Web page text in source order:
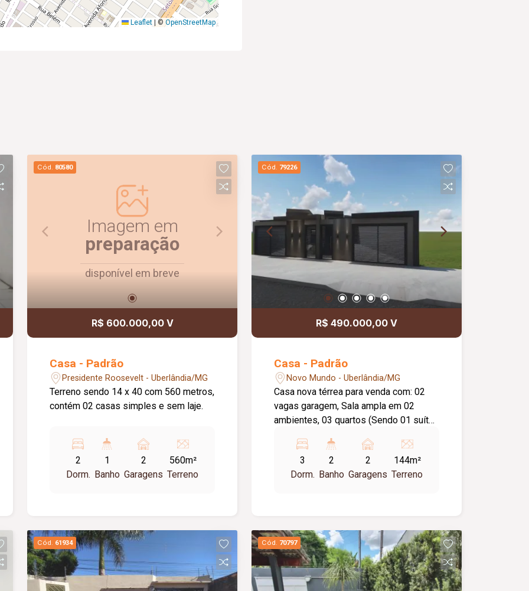
Leaflet © OpenStreetMap
Cód. 80580
Imagem em
preparação
disponível em breve
R$ 600.000,00 V
Casa - Padrão
Presidente Roosevelt - Uberlândia/MG
Terreno sendo 14 x 40 com 560 metros,
contém 02 casas simples e sem laje.
2
Dorm.
1
Banho
2
Garagens
560m²
Terreno
Cód. 79226
R$ 490.000,00 V
Casa - Padrão
Novo Mundo - Uberlândia/MG
Casa nova térrea para venda com: 02
vagas garagem, Sala ampla em 02
ambientes, 03 quartos (Sendo 01 suíte),
americana, Lavandeira, Área gourmet
com churrasqueira, pia e bancada, Piso
porcelanato, Bancadas granito. Alta
Entrega Obra Prevista Para
30/10/2025. Agende sua visita,
aguardo seu retorno.
3
Dorm.
2
Banho
2
Garagens
144m²
Terreno
Cód. 61934 Cód. 70797